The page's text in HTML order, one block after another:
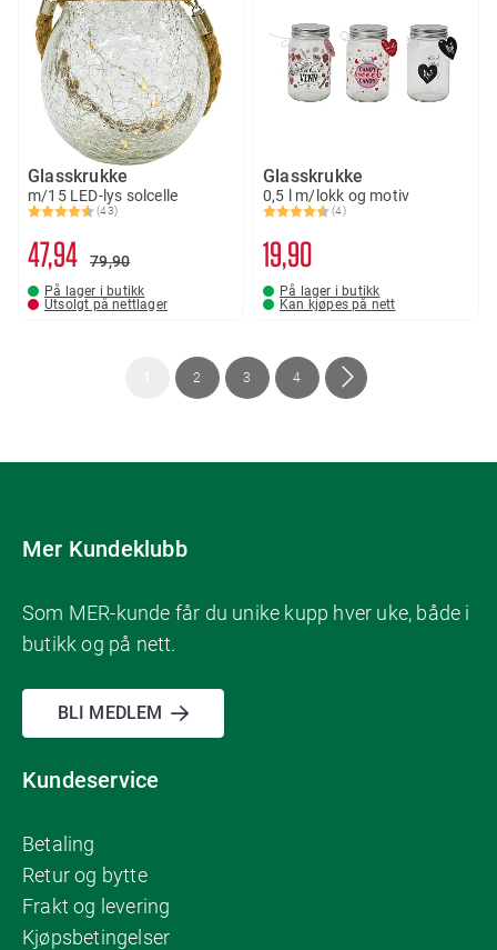
Glasskrukke
m/15 LED-lys solcelle
Karakter:
(43)
4.5 av 5 mulige
4794 79 90
På lager i butikk
Utsolgt på nettlager
Glasskrukke
0,5 l m/lokk og motiv
Karakter:
(4)
4.8 av 5 mulige
19 90
På lager i butikk
Kan kjøpes på nett
You're Side
2 Side
3 Side
4 Side
Neste
Mer Kundeklubb
Som MER-kunde får du unike kupp hver uke, både i
butikk og på nett.
BLI MEDLEM
Kundeservice
Betaling
Retur og bytte
Frakt og levering
Kjøpsbetingelser